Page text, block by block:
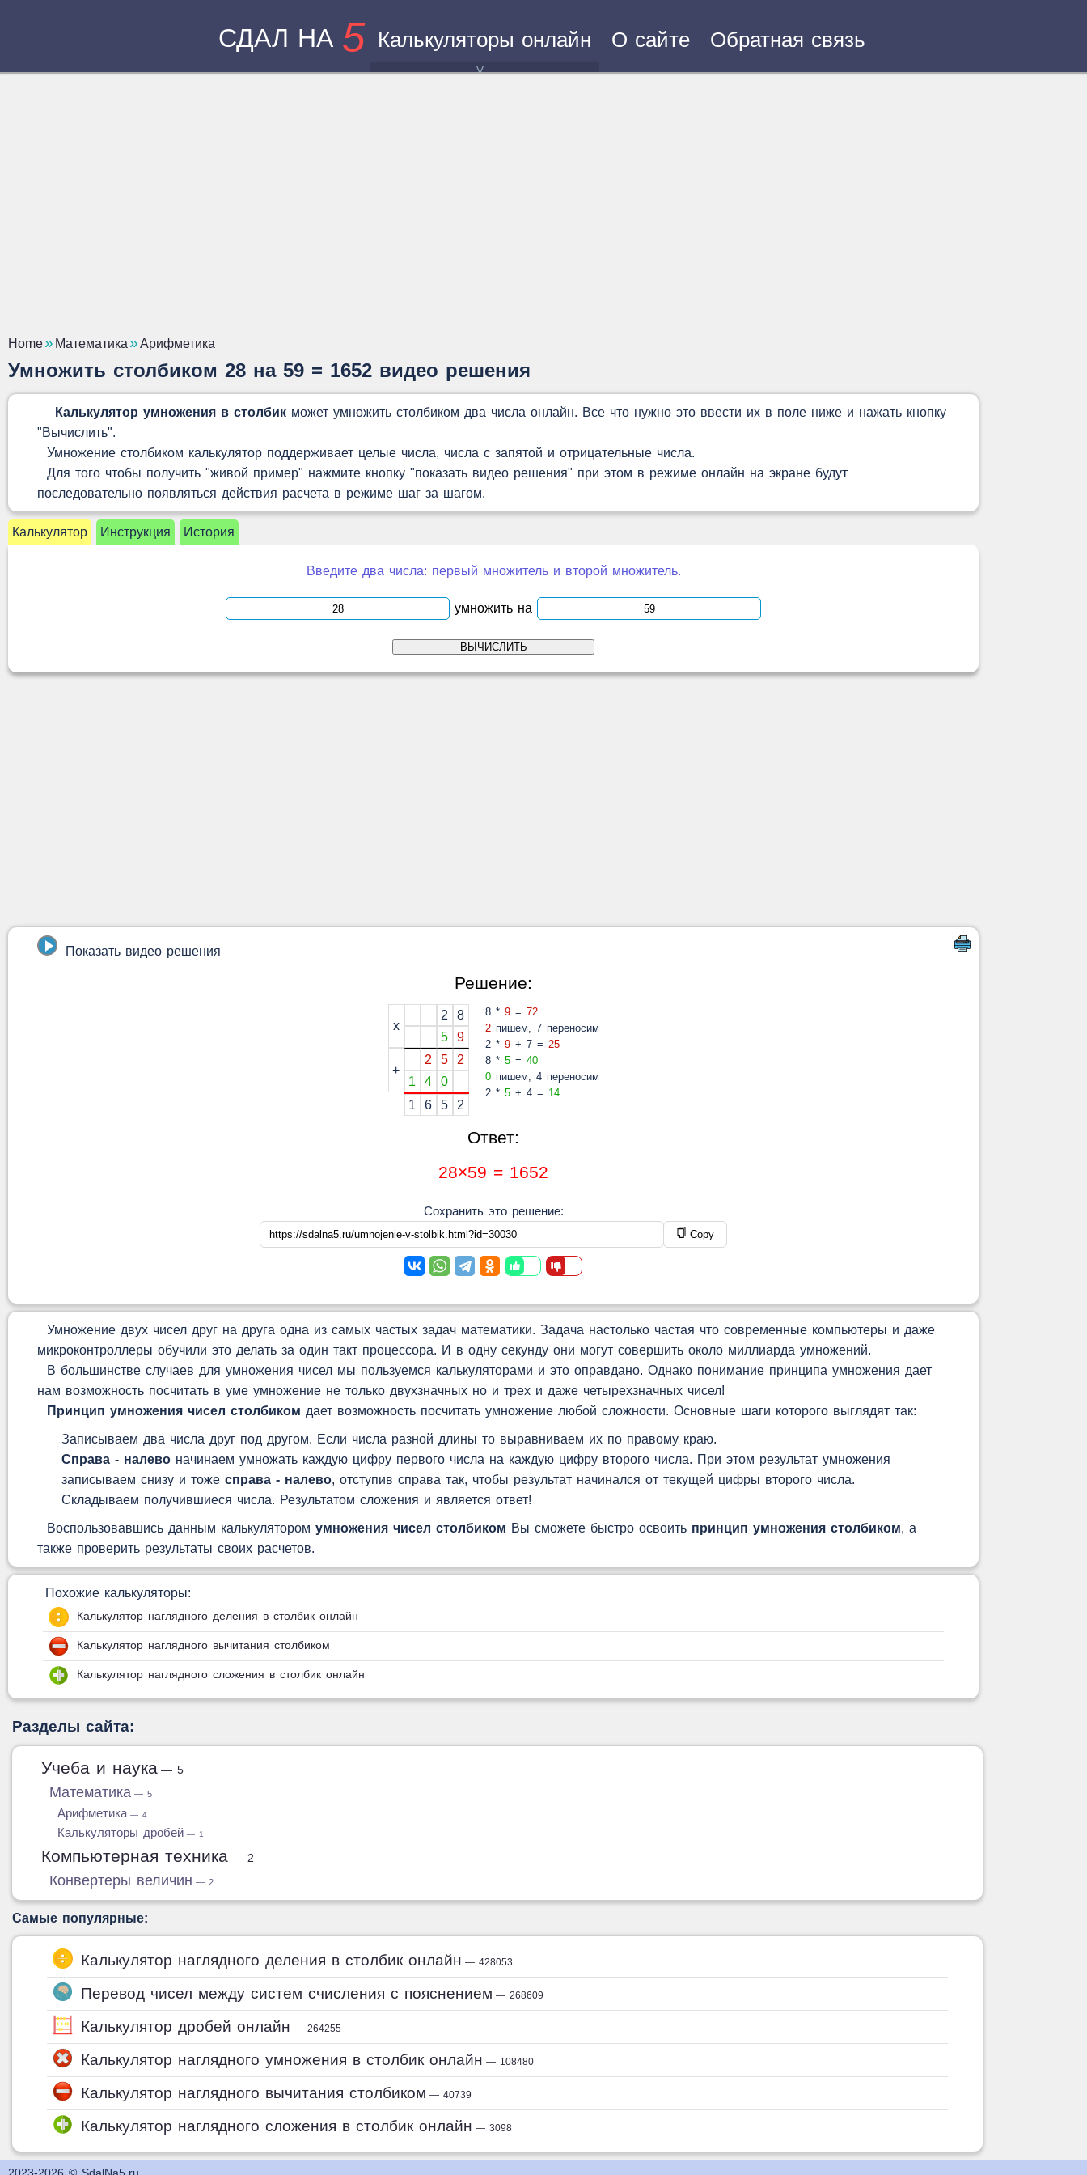
СДАЛ НА 5 Калькуляторы онлайн О сайте Обратная связь
Home Математика Арифметика
Умножить столбиком 28 на 59 = 1652 видео решения
Калькулятор умножения в столбик может умножить столбиком два числа онлайн. Все что нужно это ввести их в поле ниже и нажать кнопку
"Вычислить".
Умножение столбиком калькулятор поддерживает целые числа, числа с запятой и отрицательные числа.
Для того чтобы получить "живой пример" нажмите кнопку "показать видео решения" при этом в режиме онлайн на экране будут
последовательно появляться действия расчета в режиме шаг за шагом.
Калькулятор Инструкция История
Введите два числа: первый множитель и второй множитель.
умножить на
Показать видео решения
Решение:
x
2
8
5
9
+
2 5
2
1
4
0
1
6 5 2
8 * 9= 72
2пишем, 7 переносим
2 * 9+ 7 = 25
8 * 5= 40
0пишем, 4 переносим
2 * 5+ 4 = 14
Ответ:
28×59 = 1652
Сохранить это решение:
Copy
Умножение двух чисел друг на друга одна из самых частых задач математики. Задача настолько частая что современные компьютеры и даже
микроконтроллеры обучили это делать за один такт процессора. И в одну секунду они могут совершить около миллиарда умножений.
В большинстве случаев для умножения чисел мы пользуемся калькуляторами и это оправдано. Однако понимание принципа умножения дает
нам возможность посчитать в уме умножение не только двухзначных но и трех и даже четырехзначных чисел!
Принцип умножения чисел столбиком дает возможность посчитать умножение любой сложности. Основные шаги которого выглядят так:
Записываем два числа друг под другом. Если числа разной длины то выравниваем их по правому краю.
Справа - налево начинаем умножать каждую цифру первого числа на каждую цифру второго числа. При этом результат умножения
записываем снизу и тоже справа - налево, отступив справа так, чтобы результат начинался от текущей цифры второго числа.
Складываем получившиеся числа. Результатом сложения и является ответ!
Воспользовавшись данным калькулятором умножения чисел столбиком Вы сможете быстро освоить принцип умножения столбиком, а
также проверить результаты своих расчетов.
Похожие калькуляторы:
Калькулятор наглядного деления в столбик онлайн
Калькулятор наглядного вычитания столбиком
Калькулятор наглядного сложения в столбик онлайн
Разделы сайта:
Учеба и наука — 5
Математика — 5
Арифметика — 4
Калькуляторы дробей — 1
Компьютерная техника — 2
Конвертеры величин — 2
Самые популярные:
Калькулятор наглядного деления в столбик онлайн — 428053
Перевод чисел между систем счисления с пояснением — 268609
Калькулятор дробей онлайн — 264255
Калькулятор наглядного умножения в столбик онлайн — 108480
Калькулятор наглядного вычитания столбиком — 40739
Калькулятор наглядного сложения в столбик онлайн — 3098